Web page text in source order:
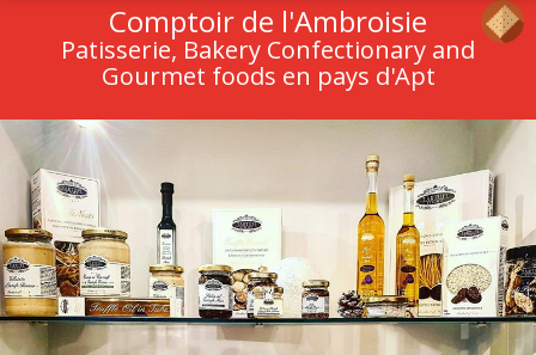
Comptoir de l'Ambroisie
Patisserie, Bakery Confectionary and
Gourmet foods en pays d'Apt